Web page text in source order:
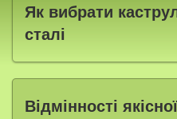
Як вибрати
сталі
Відмінності